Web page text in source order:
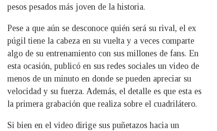
pesos pesados más joven de la historia.
Pese a que aún se desconoce quién será su rival, el ex
púgil tiene la cabeza en su vuelta y a veces comparte
algo de su entrenamiento con sus millones de fans. En
esta ocasión, publicó en sus redes sociales un video de
menos de un minuto en donde se pueden apreciar su
velocidad y su fuerza. Además, el detalle es que esta es
la primera grabación que realiza sobre el cuadrilátero.
Si bien en el video dirige sus puñetazos hacia un